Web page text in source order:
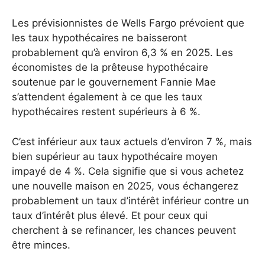
Les prévisionnistes de Wells Fargo prévoient que
les taux hypothécaires ne baisseront
probablement qu’à environ 6,3 % en 2025. Les
économistes de la prêteuse hypothécaire
soutenue par le gouvernement Fannie Mae
s’attendent également à ce que les taux
hypothécaires restent supérieurs à 6 %.
C’est inférieur aux taux actuels d’environ 7 %, mais
bien supérieur au taux hypothécaire moyen
impayé de 4 %. Cela signifie que si vous achetez
une nouvelle maison en 2025, vous échangerez
probablement un taux d’intérêt inférieur contre un
taux d’intérêt plus élevé. Et pour ceux qui
cherchent à se refinancer, les chances peuvent
être minces.